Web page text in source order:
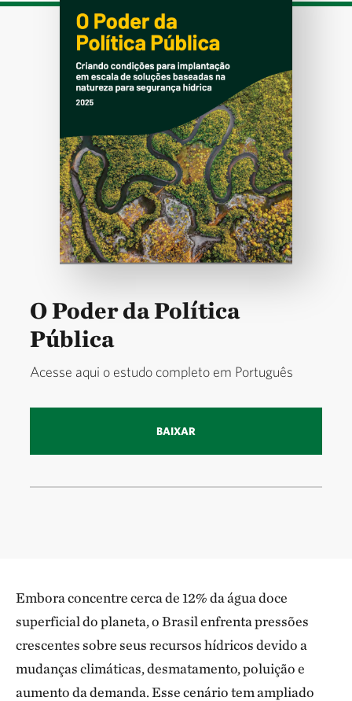
O Poder da Política
Pública
Acesse aqui o estudo completo em Português
BAIXAR
Embora concentre cerca de 12% da água doce
superficial do planeta, o Brasil enfrenta pressões
crescentes sobre seus recursos hídricos devido a
mudanças climáticas, desmatamento, poluição e
aumento da demanda. Esse cenário tem ampliado